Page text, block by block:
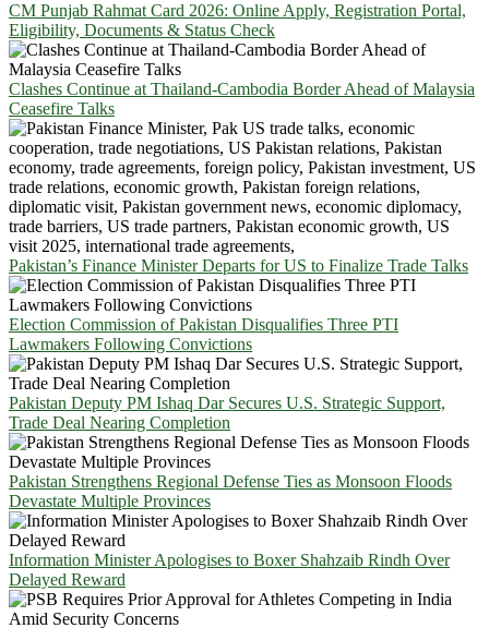
CM Punjab Rahmat Card 2026: Online Apply, Registration Portal,
Eligibility, Documents & Status Check
Clashes Continue at Thailand-Cambodia Border Ahead of Malaysia
Ceasefire Talks
Pakistan’s Finance Minister Departs for US to Finalize Trade Talks
Election Commission of Pakistan Disqualifies Three PTI
Lawmakers Following Convictions
Pakistan Deputy PM Ishaq Dar Secures U.S. Strategic Support,
Trade Deal Nearing Completion
Pakistan Strengthens Regional Defense Ties as Monsoon Floods
Devastate Multiple Provinces
Information Minister Apologises to Boxer Shahzaib Rindh Over
Delayed Reward